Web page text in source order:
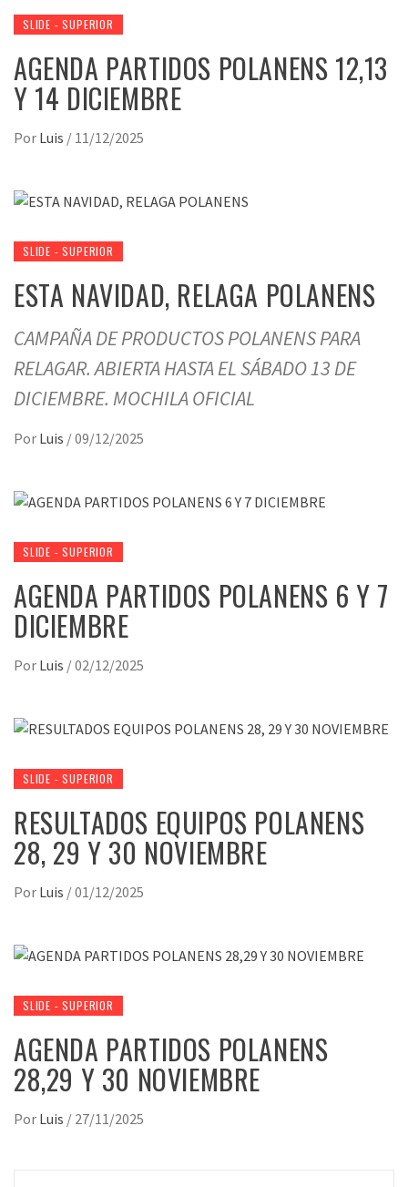
SLIDE - SUPERIOR
AGENDA PARTIDOS POLANENS 12,13
Y 14 DICIEMBRE
Por Luis / 11/12/2025
SLIDE - SUPERIOR
ESTA NAVIDAD, RELAGA POLANENS
CAMPAÑA DE PRODUCTOS POLANENS PARA
RELAGAR. ABIERTA HASTA EL SÁBADO 13 DE
DICIEMBRE. MOCHILA OFICIAL
Por Luis /09/12/2025
SLIDE - SUPERIOR
AGENDA PARTIDOS POLANENS 6 Y 7
DICIEMBRE
Por Luis /02/12/2025
SLIDE - SUPERIOR
RESULTADOS EQUIPOS POLANENS
28, 29 Y 30 NOVIEMBRE
Por Luis /01/12/2025
SLIDE - SUPERIOR
AGENDA PARTIDOS POLANENS
28,29 Y 30 NOVIEMBRE
Por Luis / 27/11/2025